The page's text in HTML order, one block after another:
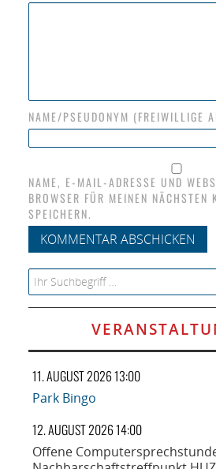
NAME/PSEUDONYM (FREIWILLIGE
NAME, E-MAIL-ADRESSE UND
BROWSER FÜR MEINEN NÄCHSTEN
SPEICHERN.
Search for:
11. AUGUST 2026 13:00
Park Bingo
12. AUGUST 2026 14:00
Offene